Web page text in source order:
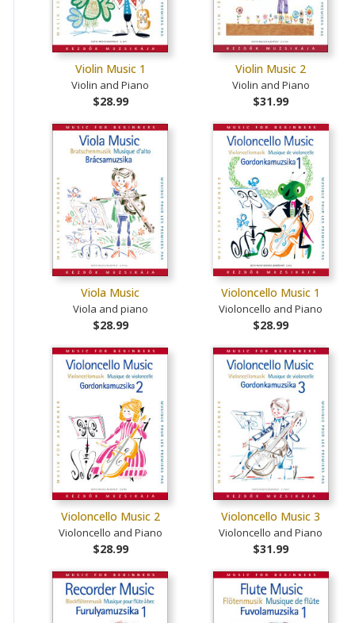
Violin Music 1
Violin and Piano
$28.99
Violin Music 2
Violin and Piano
$31.99
Viola Music
Viola and piano
$28.99
Violoncello Music 1
Violoncello and Piano
$28.99
Violoncello Music 2
Violoncello and Piano
$28.99
Violoncello Music 3
Violoncello and Piano
$31.99